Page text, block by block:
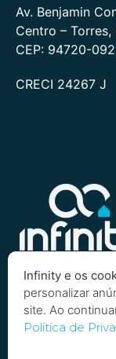
Quero saber
Av. Benjamin
Centro – Torres,
CEP: 94720-092
CRECI 24267 J
Infinity e os
personalizar
site. Ao
Política de